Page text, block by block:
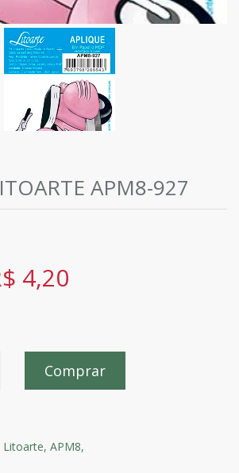
APM8-927
4,20
Comprar
Litoarte, APM8,